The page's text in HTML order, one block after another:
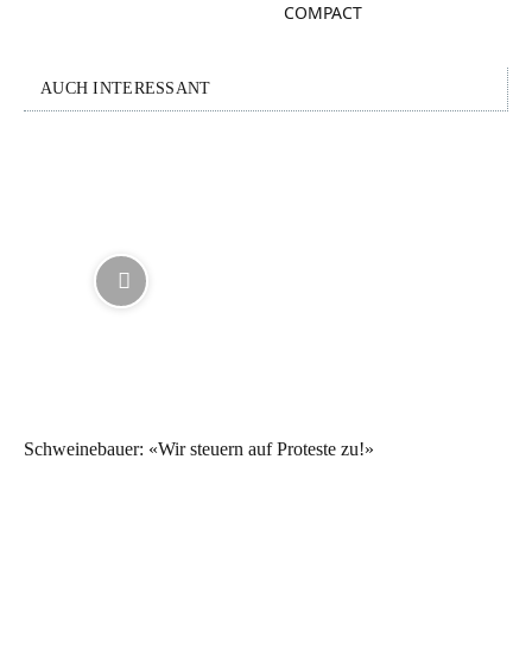
COMPACT
AUCH INTERESSANT
Schweinebauer: «Wir steuern auf Proteste zu!»